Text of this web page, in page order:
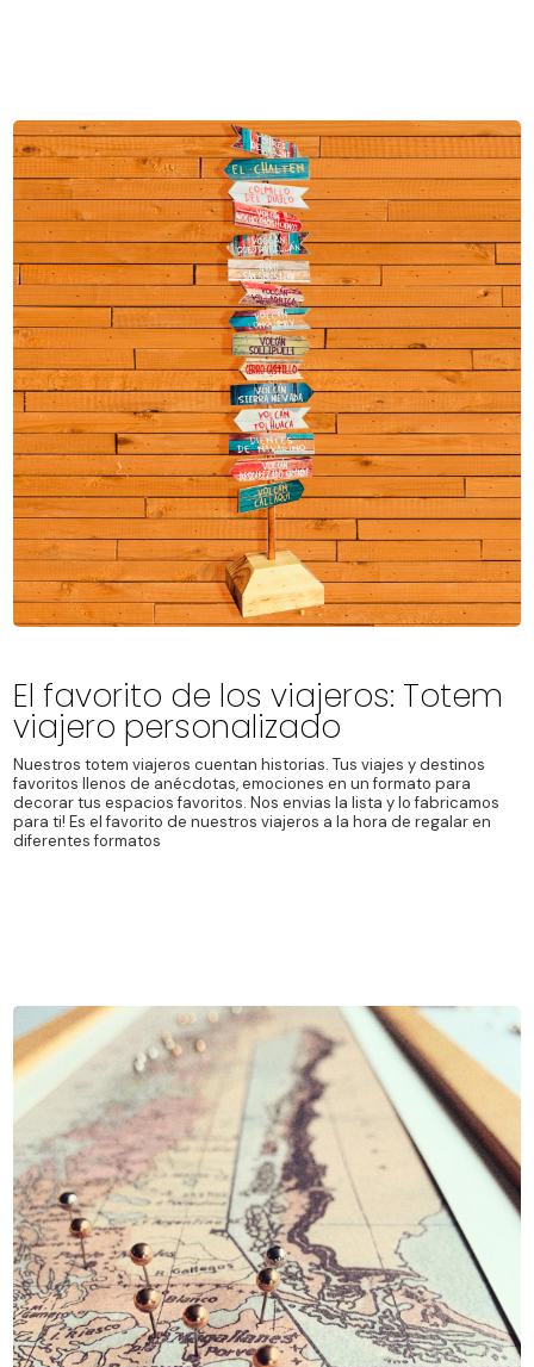
El favorito de los viajeros: Totem
viajero personalizado
Nuestros totem viajeros cuentan historias. Tus viajes y destinos
favoritos llenos de anécdotas, emociones en un formato para
decorar tus espacios favoritos. Nos envias la lista y lo fabricamos
para ti! Es el favorito de nuestros viajeros a la hora de regalar en
diferentes formatos